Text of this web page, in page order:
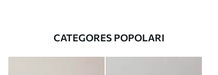
CATEGORES POPOLARI